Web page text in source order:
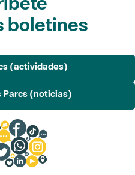
boletines
(actividades)
Parcs (noticias)